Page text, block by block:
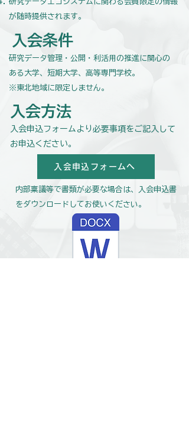
が随時提供されます。
入会条件
研究データ管理・公開・利活用の推進に関心の
ある大学、短期大学、高等専門学校。
​※東北地域に限定しません。
入会方法
入会申込フォームより必要事項をご記入して
お申込ください。​
入会申込フォームへ
​内部稟議等で書類が必要な場合は、入会申込書
をダウンロードしてお使いください。